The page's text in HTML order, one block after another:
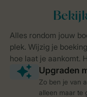
Zo ben je van
alleen maar te